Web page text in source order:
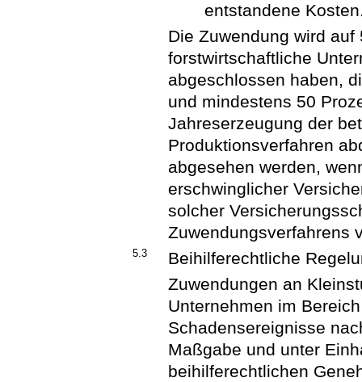
entstandene
Die Zuwendung wird
forstwirtschaftliche
abgeschlossen haben,
und mindestens 50
Jahreserzeugung der
Produktionsverfahren
abgesehen werden,
erschwinglicher
solcher
Zuwendungsverfahrens
5.3
Beihilferechtliche
Zuwendungen an
Unternehmen im
Schadensereignisse
Maßgabe und unter
beihilferechtlichen